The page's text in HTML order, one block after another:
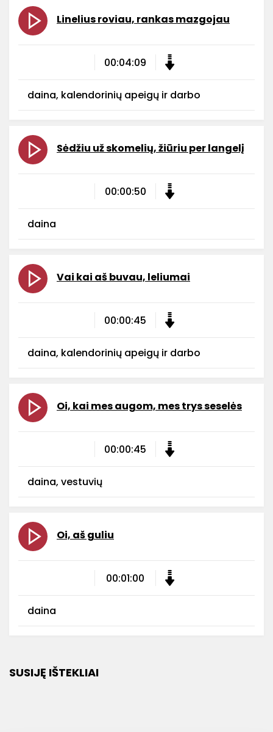
Linelius roviau, rankas mazgojau
00:04:09
daina, kalendorinių apeigų ir darbo
Sėdžiu už skomelių, žiūriu per langelį
00:00:50
daina
Vai kai aš buvau, leliumai
00:00:45
daina, kalendorinių apeigų ir darbo
Oi, kai mes augom, mes trys seselės
00:00:45
daina, vestuvių
Oi, aš guliu
00:01:00
daina
SUSIJĘ IŠTEKLIAI